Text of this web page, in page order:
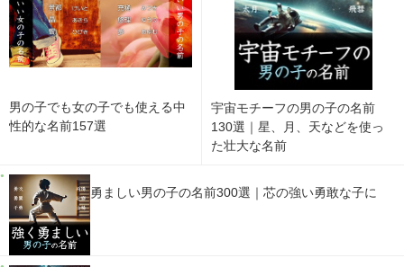
男の子でも女の子でも使える中
性的な名前157選
宇宙モチーフの男の子の名前
130選｜星、月、天などを使っ
た壮大な名前
勇ましい男の子の名前300選｜芯の強い勇敢な子に